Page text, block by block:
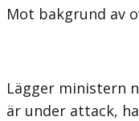
Mot bakgrund av
Lägger ministern
är under attack,